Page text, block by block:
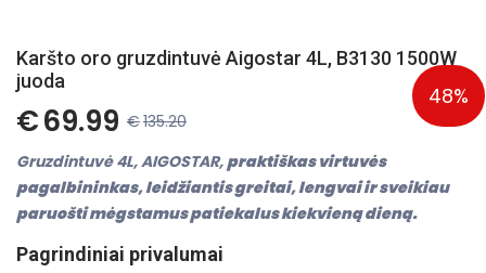
Karšto oro gruzdintuvė Aigostar 4L, B3130 1500W
juoda
€69.99 €135.20
48%
Gruzdintuvė 4L, AIGOSTAR,praktiškas virtuvės
pagalbininkas, leidžiantis greitai, lengvai ir sveikiau
paruošti mėgstamus patiekalus kiekvieną dieną.
Pagrindiniai privalumai